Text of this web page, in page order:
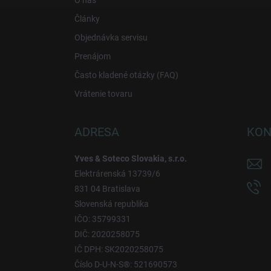
Články
Objednávka servisu
Prenájom
Často kladené otázky (FAQ)
Vrátenie tovaru
ADRESA
Yves & Soteco Slovakia, s.r.o.
Elektrárenská 13739/6
831 04 Bratislava
Slovenská republika
IČO: 35799331
DIČ: 2020258075
IČ DPH: SK2020258075
Číslo D-U-N-S®: 521690573